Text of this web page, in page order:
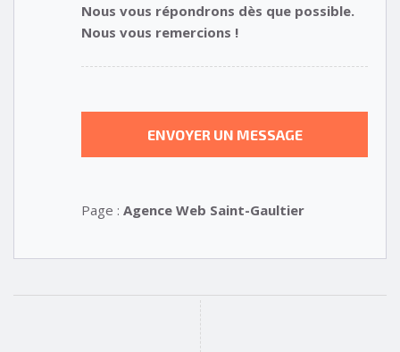
Nous vous répondrons dès que possible.
Nous vous remercions !
Page : Agence Web Saint-Gaultier